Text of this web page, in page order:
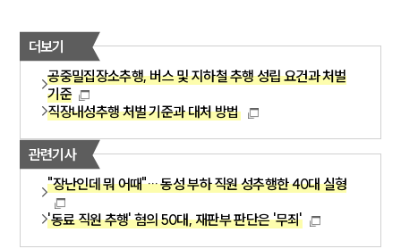
더보기
공중밀집장소추행, 버스 및 지하철 추행 성립 요건과 처벌
기준
직장내성추행 처벌 기준과 대처 방법
관련기사
"장난인데 뭐 어때"… 동성 부하 직원 성추행한 40대 실형
'동료 직원 추행' 혐의 50대, 재판부 판단은 '무죄'